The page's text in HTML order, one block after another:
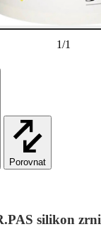
1/1
Porovnat
silikon